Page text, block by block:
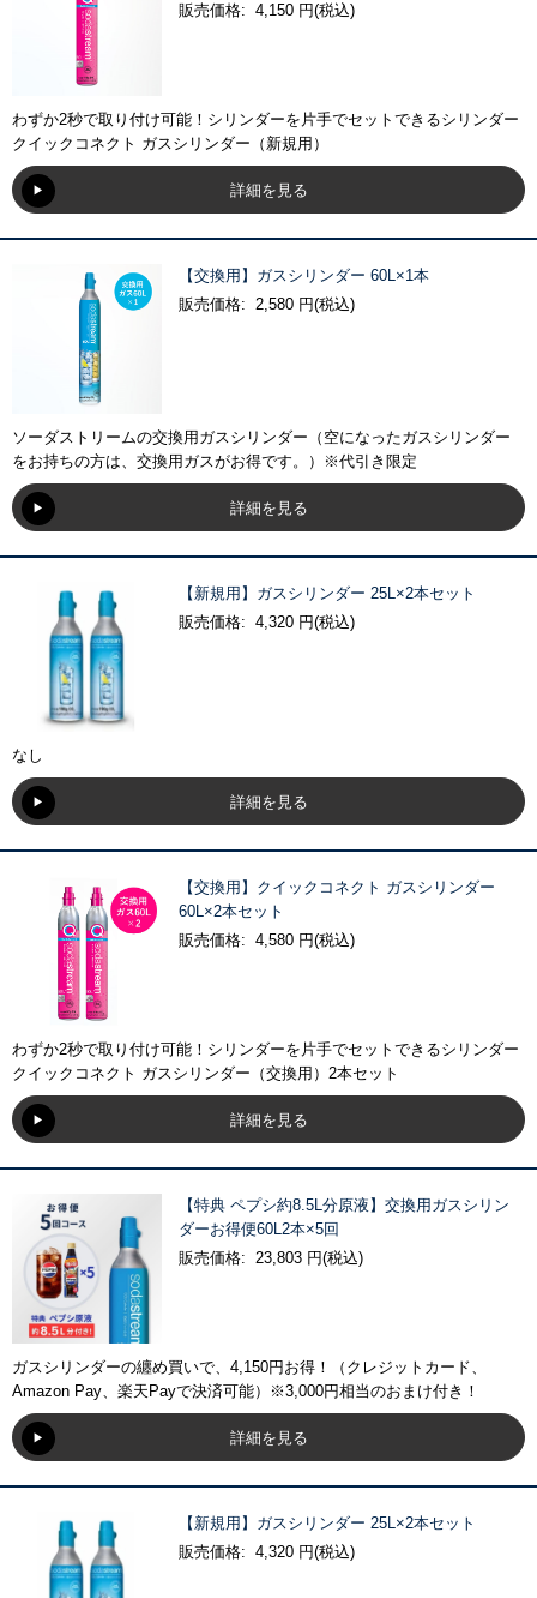
販売価格: 4,150 円(税込)
わずか2秒で取り付け可能！シリンダーを片手でセットできるシリンダー
クイックコネクト ガスシリンダー（新規用）
詳細を見る
【交換用】ガスシリンダー 60L×1本
販売価格: 2,580 円(税込)
ソーダストリームの交換用ガスシリンダー（空になったガスシリンダー
をお持ちの方は、交換用ガスがお得です。）※代引き限定
詳細を見る
【新規用】ガスシリンダー 25L×2本セット
販売価格: 4,320 円(税込)
なし
詳細を見る
【交換用】クイックコネクト ガスシリンダー
60L×2本セット
販売価格: 4,580 円(税込)
わずか2秒で取り付け可能！シリンダーを片手でセットできるシリンダー
クイックコネクト ガスシリンダー（交換用）2本セット
詳細を見る
【特典 ペプシ約8.5L分原液】交換用ガスシリン
ダーお得便60L2本×5回
販売価格: 23,803 円(税込)
ガスシリンダーの纏め買いで、4,150円お得！（クレジットカード、
Amazon Pay、楽天Payで決済可能）※3,000円相当のおまけ付き！
詳細を見る
【新規用】ガスシリンダー 25L×2本セット
販売価格: 4,320 円(税込)